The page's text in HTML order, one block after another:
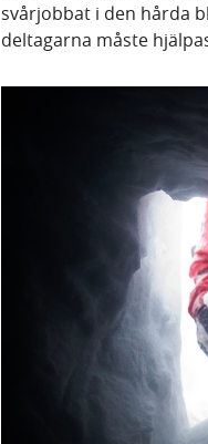
svårjobbat i den hårda
deltagarna måste